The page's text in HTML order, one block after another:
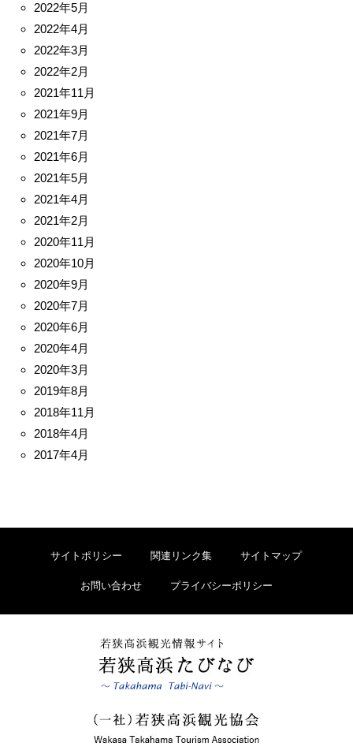
2022年5月
2022年4月
2022年3月
2022年2月
2021年11月
2021年9月
2021年7月
2021年6月
2021年5月
2021年4月
2021年2月
2020年11月
2020年10月
2020年9月
2020年7月
2020年6月
2020年4月
2020年3月
2019年8月
2018年11月
2018年4月
2017年4月
サイトポリシー 関連リンク集 サイトマップ
お問い合わせ プライバシーポリシー